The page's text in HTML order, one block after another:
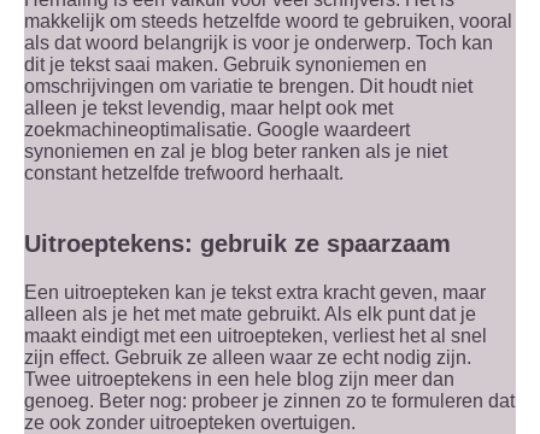
makkelijk om steeds hetzelfde woord te gebruiken, vooral
als dat woord belangrijk is voor je onderwerp. Toch kan
dit je tekst saai maken. Gebruik synoniemen en
omschrijvingen om variatie te brengen. Dit houdt niet
alleen je tekst levendig, maar helpt ook met
zoekmachineoptimalisatie. Google waardeert
synoniemen en zal je blog beter ranken als je niet
constant hetzelfde trefwoord herhaalt.
Uitroeptekens: gebruik ze spaarzaam
Een uitroepteken kan je tekst extra kracht geven, maar
alleen als je het met mate gebruikt. Als elk punt dat je
maakt eindigt met een uitroepteken, verliest het al snel
zijn effect. Gebruik ze alleen waar ze echt nodig zijn.
Twee uitroeptekens in een hele blog zijn meer dan
genoeg. Beter nog: probeer je zinnen zo te formuleren dat
ze ook zonder uitroepteken overtuigen.